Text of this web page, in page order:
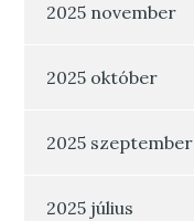
2025 november
2025 október
2025 szeptember
2025 július